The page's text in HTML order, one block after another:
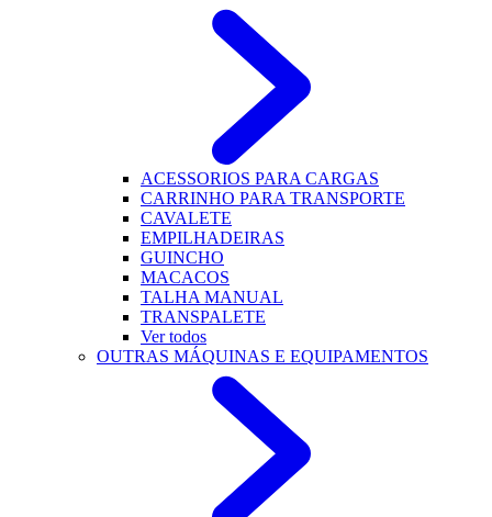
ACESSORIOS PARA CARGAS
CARRINHO PARA TRANSPORTE
CAVALETE
EMPILHADEIRAS
GUINCHO
MACACOS
TALHA MANUAL
TRANSPALETE
Ver todos
OUTRAS MÁQUINAS E EQUIPAMENTOS